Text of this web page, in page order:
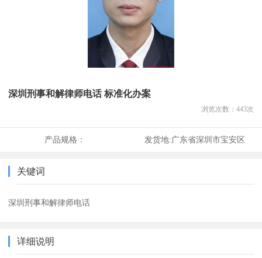
深圳刑事和解律师电话 标准化办案
浏览次数： 443次
产品规格： 发货地:广东省深圳市宝安区
关键词
深圳刑事和解律师电话
详细说明